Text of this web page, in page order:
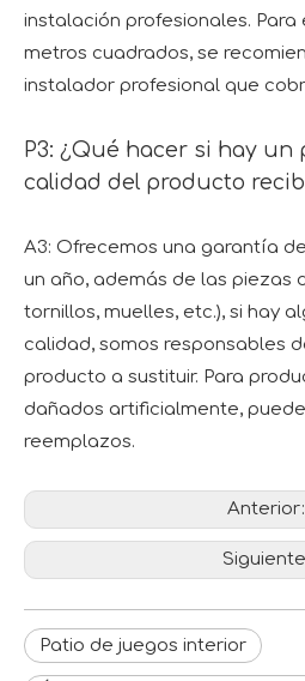
instalación profesionales. Para
metros cuadrados, se
instalador profesional que
P3: ¿Qué hacer si hay un
calidad del producto
A3: Ofrecemos una garantía
un año, además de las piezas
tornillos, muelles, etc.), si hay
calidad, somos responsables
producto a sustituir. Para
dañados artificialmente,
reemplazos.
Anterior:
Patio de juegos interior